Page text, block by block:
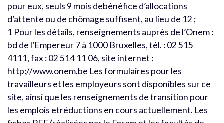
pour eux, seuls 9 mois debénéfice d’allocations
d’attente ou de chômage suffisent, au lieu de 12 ;
1 Pour les détails, renseignements auprès de l’Onem :
bd de l’Empereur 7 à 1000 Bruxelles, tél. : 02 515
4111, fax : 02 514 11 06, site internet :
http://www.onem.be Les formulaires pour les
travailleurs et les employeurs sont disponibles sur ce
site, ainsi que les renseignements de transition pour
les emplois etréductions en cours actuellement. Les